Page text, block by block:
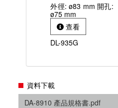
外徑: ø83 mm 開孔:
ø75 mm
查看
DL-935G
資料下載
DA-8910 產品規格書.pdf